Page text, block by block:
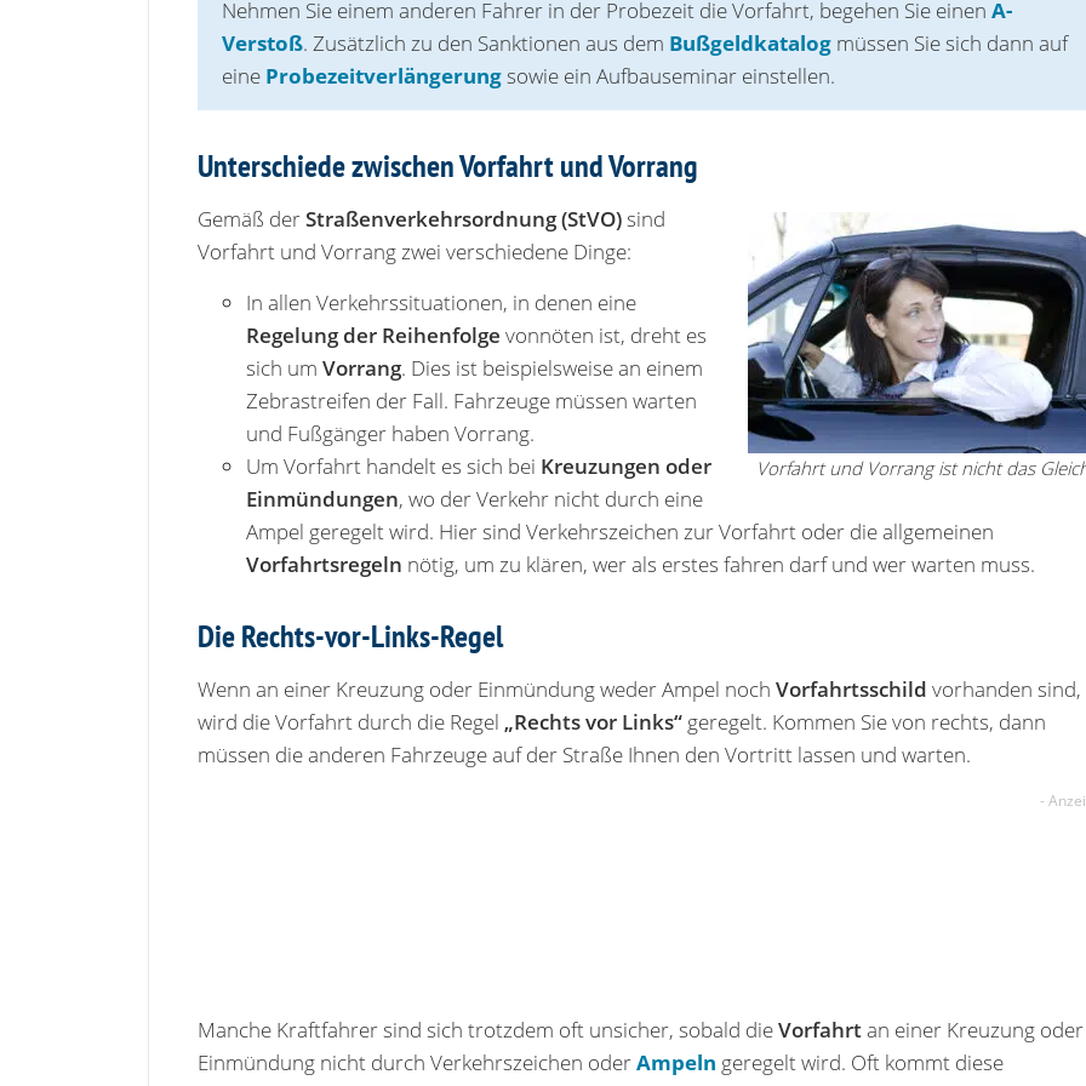
Nehmen Sie einem anderen Fahrer in der Probe‌zeit die Vorfahrt, begehen Sie einen A-
Verstoß. Zusätzlich zu den Sanktionen aus dem Bußgeldkatalog müssen Sie sich dann auf
eine Probezeitverlängerungsowie ein Aufbauseminar einstellen.
Unterschiede zwischen Vorfahrt und Vorrang
Vorfahrt und Vorrang ist nicht das
Gemäß derStraßenverkehrsordnung (StVO)sind
Vorfahrt und Vorrang zwei verschiedene Dinge:
In allen Verkehrssituationen, in denen eine
Regelung der Reihenfolge vonnöten ist, dreht es
sich um Vorrang. Dies ist beispielsweise an einem
Zebrastreifen der Fall. Fahrzeuge müssen warten
und Fußgänger haben Vorrang.
Um Vorfahrt handelt es sich bei Kreuzungen oder
Einmündungen, wo der Verkehr nicht durch eine
Ampel geregelt wird. Hier sind Verkehrszeichen zur Vorfahrt oder die allgemeinen
Vorfahrtsregeln nötig, um zu klären, wer als erstes fahren darf und wer warten muss.
Die Rechts-vor-Links-Regel
Wenn an einer Kreuzung oder Einmündung weder Ampel noch Vorfahrtsschild vorhanden sind,
wird die Vorfahrt durch die Regel „Rechts vor Links“ geregelt. Kommen Sie von rechts, dann
müssen die anderen Fahrzeuge auf der Straße Ihnen den Vortritt lassen und warten.
Manche Kraftfahrer sind sich trotzdem oft unsicher, sobald dieVorfahrtan einer Kreuzung oder
Einmündung nicht durch Verkehrszeichen oderAmpeln geregelt wird. Oft kommt diese